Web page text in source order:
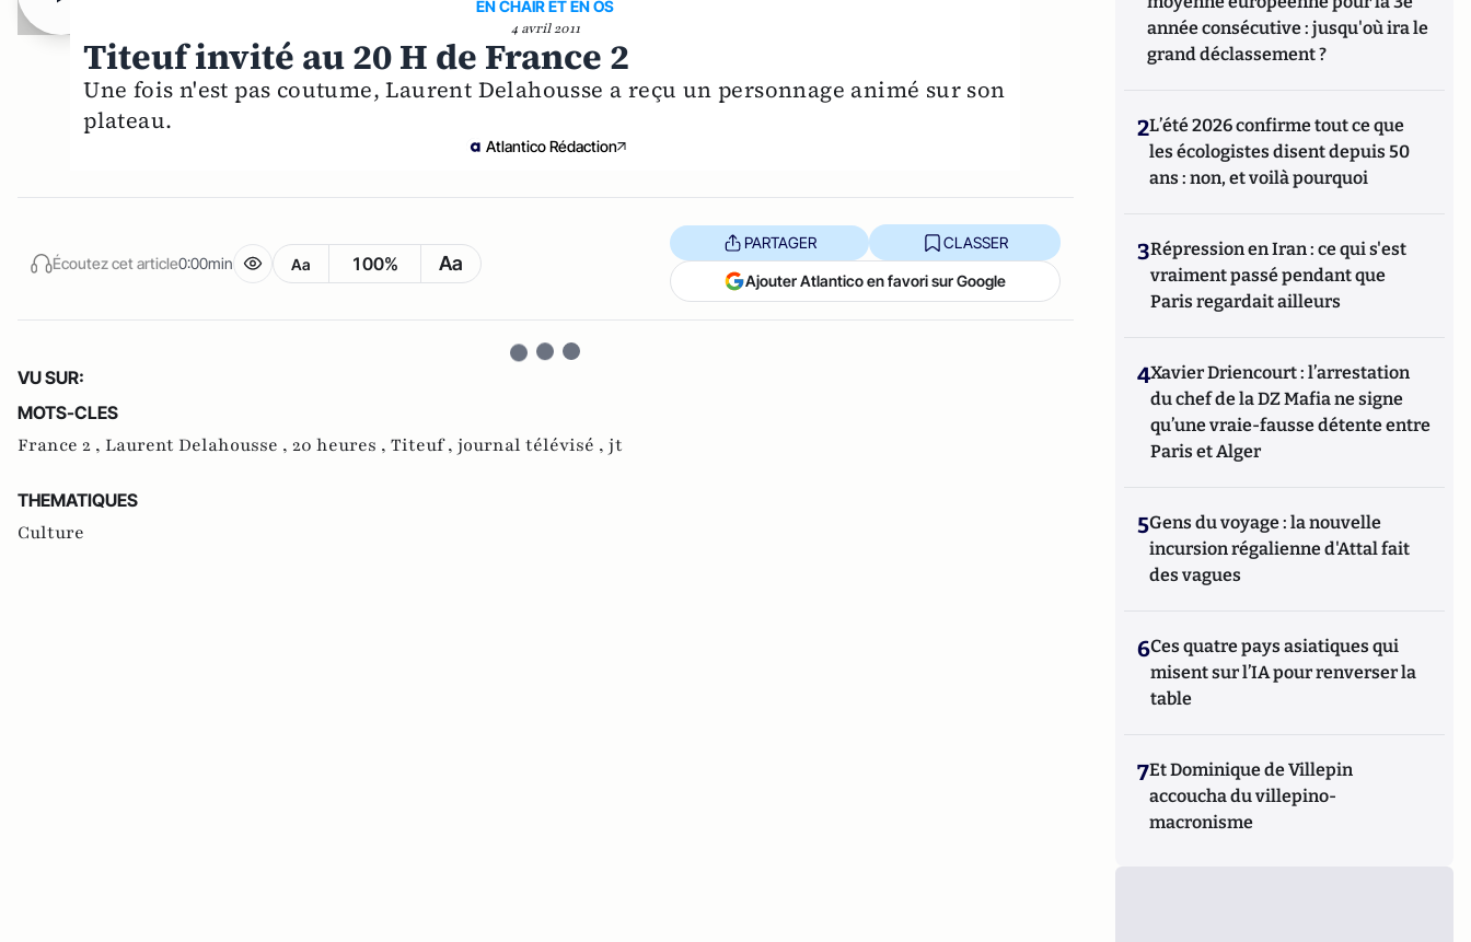
EN CHAIR ET EN OS
4 avril 2011
Titeuf invité au 20 H de France 2
Une fois n'est pas coutume, Laurent Delahousse a reçu un personnage animé sur son
plateau.
Atlantico Rédaction
Écoutez cet article0:00min Aa 100% Aa
PARTAGER CLASSER
Ajouter Atlantico en favori sur Google
VU SUR:
MOTS-CLES
France 2 , Laurent Delahousse , 20 heures , Titeuf , journal télévisé , jt
THEMATIQUES
Culture
année consécutive : jusqu'où ira le
grand déclassement ?
2L’été 2026 confirme tout ce que
les écologistes disent depuis 50
ans : non, et voilà pourquoi
3Répression en Iran : ce qui s'est
vraiment passé pendant que
Paris regardait ailleurs
4Xavier Driencourt : l’arrestation
du chef de la DZ Mafia ne signe
qu’une vraie-fausse détente entre
Paris et Alger
5Gens du voyage : la nouvelle
incursion régalienne d'Attal fait
des vagues
6Ces quatre pays asiatiques qui
misent sur l’IA pour renverser la
table
7Et Dominique de Villepin
accoucha du villepino-
macronisme